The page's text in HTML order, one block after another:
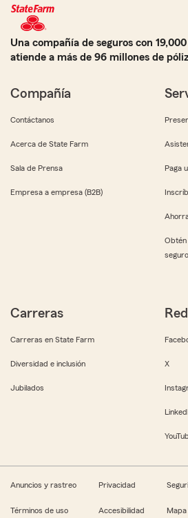
Una compañía de seguros con
atiende a más de 96 millones de
Compañía
Contáctanos
Acerca de State Farm
Sala de Prensa
Empresa a empresa (B2B)
Paga
Obtén
seguro
Carreras
Carreras en State Farm
Diversidad e inclusión
Jubilados
X
Anuncios y rastreo Privacidad
Términos de uso Accesibilidad